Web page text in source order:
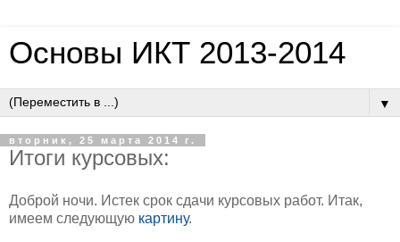
Основы ИКТ 2013-2014
▼
вторник, 25 марта 2014 г.
Итоги курсовых:
Доброй ночи. Истек срок сдачи курсовых работ. Итак,
имеем следующую картину.